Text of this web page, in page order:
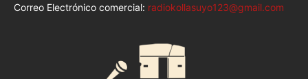
Correo Electrónico comercial: radiokollasuyo123@gmail.com